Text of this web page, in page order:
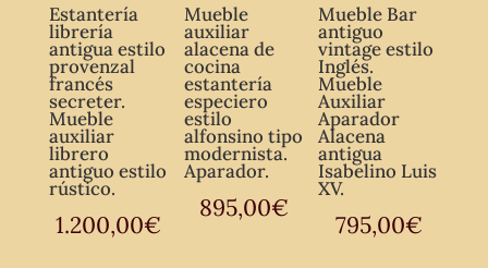
Estantería
librería
antigua estilo
provenzal
francés
secreter.
Mueble
auxiliar
librero
antiguo estilo
rústico.
1.200,00€
Mueble
auxiliar
alacena de
cocina
estantería
especiero
estilo
alfonsino tipo
modernista.
Aparador.
895,00€
Mueble Bar
antiguo
vintage estilo
Inglés.
Mueble
Auxiliar
Aparador
Alacena
antigua
Isabelino Luis
XV.
795,00€